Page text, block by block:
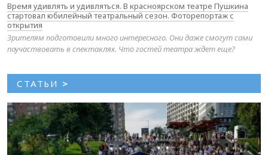
Время удивлять и удивляться. В красноярском театре Пушкина
стартовал юбилейный театральный сезон. Фоторепортаж с
открытия
Зрителям подготовили много интересного. Они даже смогут сами
поучаствовать в спектаклях. Что гостей театра ждет еще?
СТАТЬИ >